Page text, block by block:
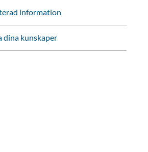
information
dina kunskaper